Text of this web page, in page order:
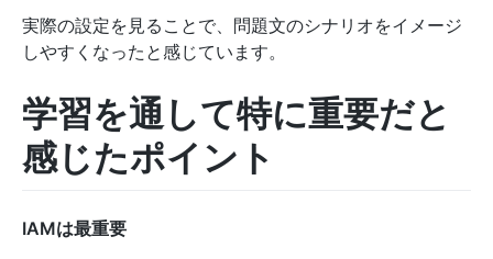
実際の設定を見ることで、問題文のシナリオをイメージ
しやすくなったと感じています。
学習を通して特に重要だと
感じたポイント
IAMは最重要